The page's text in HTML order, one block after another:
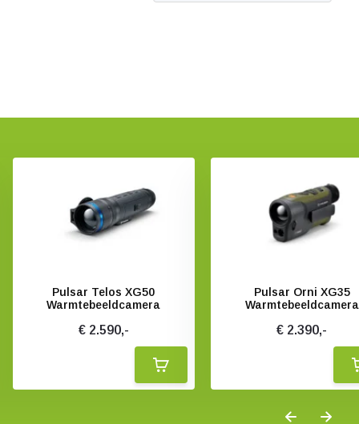
Pulsar Telos XG50
Warmtebeeldcamera
€ 2.590,-
Pulsar Orni XG35
Warmtebeeldcamera
€ 2.390,-